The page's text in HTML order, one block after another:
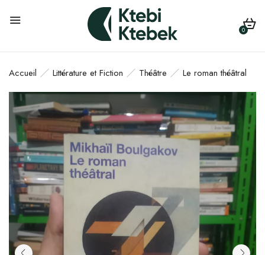
0
Accueil Littérature et Fiction Théâtre Le roman théâtral